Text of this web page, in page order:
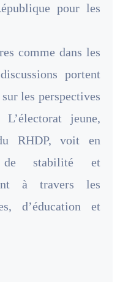
pour les
comme dans les
portent
les perspectives
jeune,
RHDP, voit en
de stabilité et
à travers les
d’éducation et